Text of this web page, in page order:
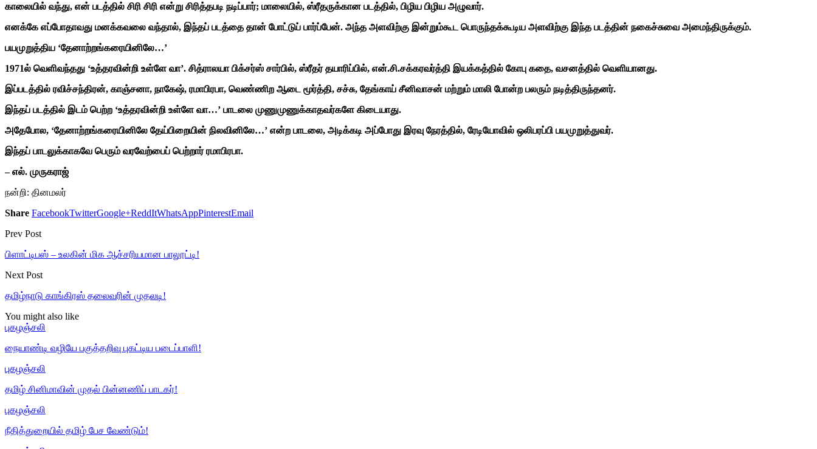
காலையில் வந்து, என் படத்தில் சிரி சிரி என்று சிரித்தபடி நடிப்பார்; மாலையில், ஸ்ரீதருக்கான படத்தில், பிழிய பிழிய அழுவார்.
எனக்கே எப்போதாவது மனக்கவலை வந்தால், இந்தப் படத்தை தான் போட்டுப் பார்ப்பேன். அந்த அளவிற்கு இன்றும்கூட பொருந்தக்கூடிய அளவிற்கு இந்த படத்தின் நகைச்சுவை அமைந்திருக்கும்.
பயமுறுத்திய ‘தேனாற்றங்கரையினிலே…’
1971ல் வெளிவந்தது ‘உத்தரவின்றி உள்ளே வா’. சித்ராலயா பிக்சர்ஸ் சார்பில், ஸ்ரீதர் தயாரிப்பில், என்.சி.சக்கரவர்த்தி இயக்கத்தில் கோபு கதை, வசனத்தில் வெளியானது.
இப்படத்தில் ரவிச்சந்திரன், காஞ்சனா, நாகேஷ், ரமாபிரபா, வெண்ணிற ஆடை மூர்த்தி, சச்சு, தேங்காய் சீனிவாசன் மற்றும் மாலி போன்ற பலரும் நடித்திருந்தனர்.
இந்தப் படத்தில் இடம் பெற்ற ‘உத்தரவின்றி உள்ளே வா…’ பாடலை முணுமுணுக்காதவர்களே கிடையாது.
அதேபோல, ‘தேனாற்றங்கரையினிலே தேய்பிறையின் நிலவினிலே…’ என்ற பாடலை, அடிக்கடி அப்போது இரவு நேரத்தில், ரேடியோவில் ஒலிபரப்பி பயமுறுத்துவர்.
இந்தப் பாடலுக்காகவே பெரும் வரவேற்பைப் பெற்றார் ரமாபிரபா.
–எல். முருகராஜ்
நன்றி: தினமலர்
Share FacebookTwitterGoogle+ReddItWhatsAppPinterestEmail
Prev Post
பிளாட்டிபஸ் – உலகின் மிக ஆச்சரியமான பாலூட்டி!
Next Post
தமிழ்நாடு காங்கிரஸ் தலைவரின் முதலடி!
You might also like
புகழஞ்சலி
நையாண்டி வழியே பகுத்தறிவு புகட்டிய படைப்பாளி!
புகழஞ்சலி
தமிழ் சினிமாவின் முதல் பின்னணிப் பாடகர்!
புகழஞ்சலி
நீதித்துறையில் தமிழ் பேச வேண்டும்!